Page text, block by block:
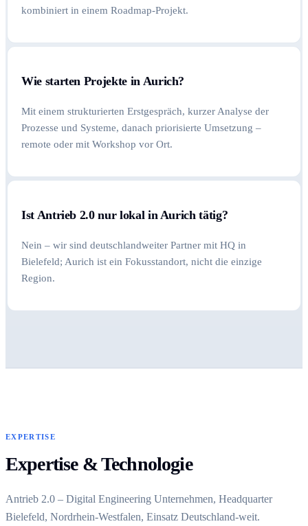
kombiniert in einem Roadmap-Projekt.
Wie starten Projekte in Aurich?
Mit einem strukturierten Erstgespräch, kurzer Analyse der
Prozesse und Systeme, danach priorisierte Umsetzung –
remote oder mit Workshop vor Ort.
Ist Antrieb 2.0 nur lokal in Aurich tätig?
Nein – wir sind deutschlandweiter Partner mit HQ in
Bielefeld; Aurich ist ein Fokusstandort, nicht die einzige
Region.
EXPERTISE
Expertise & Technologie
Antrieb 2.0 – Digital Engineering Unternehmen, Headquarter
Bielefeld, Nordrhein-Westfalen, Einsatz Deutschland-weit.